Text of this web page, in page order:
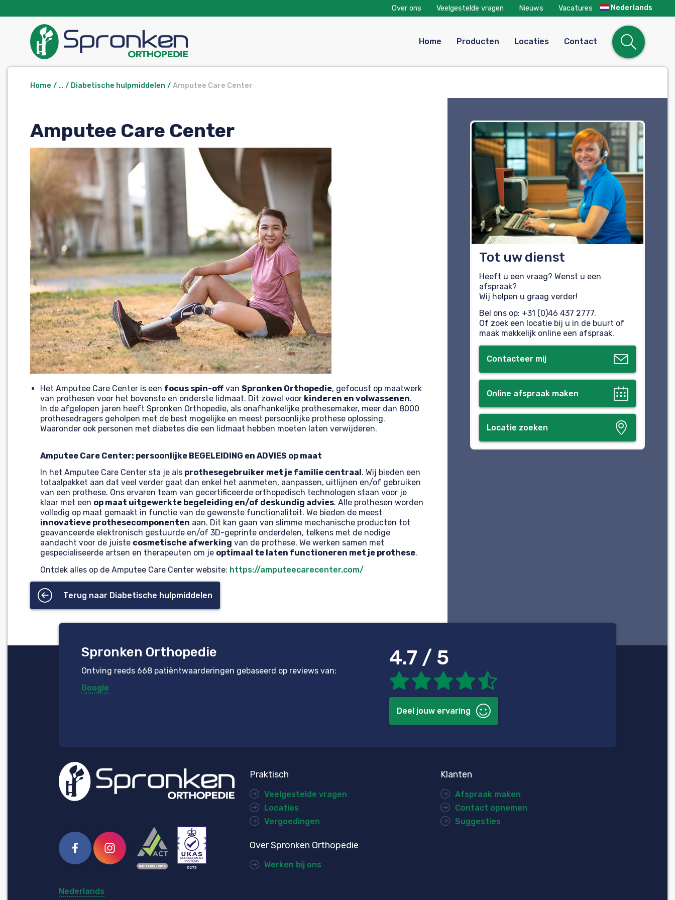
Over ons Veelgestelde vragen Nieuws Vacatures Nederlands
Home Producten Locaties Contact
Home … Diabetische hulpmiddelen Amputee Care Center
Amputee Care Center
Het Amputee Care Center is een focus spin-off van Spronken Orthopedie, gefocust op maatwerk
van prothesen voor het bovenste en onderste lidmaat. Dit zowel voor kinderen en volwassenen.
In de afgelopen jaren heeft Spronken Orthopedie, als onafhankelijke prothesemaker, meer dan 8000
prothesedragers geholpen met de best mogelijke en meest persoonlijke prothese oplossing.
Waaronder ook personen met diabetes die een lidmaat hebben moeten laten verwijderen.
Amputee Care Center: persoonlijke BEGELEIDING en ADVIES op maat
In het Amputee Care Center sta je als prothesegebruiker met je familie centraal. Wij bieden een
totaalpakket aan dat veel verder gaat dan enkel het aanmeten, aanpassen, uitlijnen en/of gebruiken
van een prothese. Ons ervaren team van gecertificeerde orthopedisch technologen staan voor je
klaar met een op maat uitgewerkte begeleiding en/of deskundig advies. Alle prothesen worden
volledig op maat gemaakt in functie van de gewenste functionaliteit. We bieden de meest
innovatieve prothesecomponenten aan. Dit kan gaan van slimme mechanische producten tot
geavanceerde elektronisch gestuurde en/of 3D-geprinte onderdelen, telkens met de nodige
aandacht voor de juiste cosmetische afwerking van de prothese. We werken samen met
gespecialiseerde artsen en therapeuten om je optimaal te laten functioneren met je prothese.
Ontdek alles op de Amputee Care Center website: https://amputeecarecenter.com/
Terug naar Diabetische hulpmiddelen
Tot uw dienst
Heeft u een vraag? Wenst u een
afspraak?
Wij helpen u graag verder!
Bel ons op: +31 (0)46 437 2777.
Of zoek een locatie bij u in de buurt of
maak makkelijk online een afspraak.
Contacteer mij
Online afspraak maken
Locatie zoeken
Spronken Orthopedie
Ontving reeds 668 patiëntwaarderingen gebaseerd op reviews van:
Google
4.7 / 5
Deel jouw ervaring
Facebook
Instagram
Nederlands
Praktisch
Veelgestelde vragen
Locaties
Vergoedingen
Klanten
Afspraak maken
Contact opnemen
Suggesties
Over Spronken Orthopedie
Werken bij ons